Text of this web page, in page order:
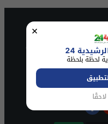
×
24
لحظة بلحظة